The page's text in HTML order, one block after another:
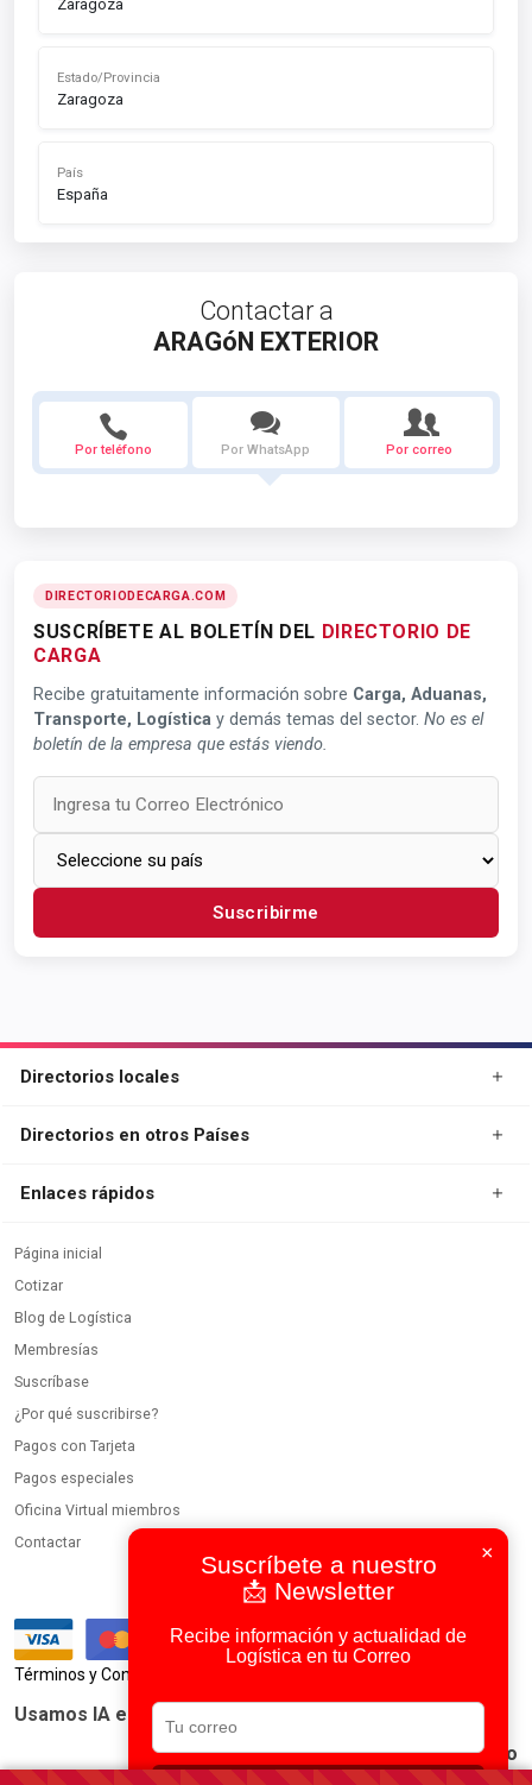
Zaragoza
Estado/Provincia
Zaragoza
País
España
Contactar a
ARAGóN EXTERIOR
Por teléfono Por WhatsApp Por correo
DIRECTORIODECARGA.COM
SUSCRÍBETE AL BOLETÍN DEL DIRECTORIO DE
CARGA
Recibe gratuitamente información sobre Carga, Aduanas,
Transporte, Logística y demás temas del sector. No es el
boletín de la empresa que estás viendo.
Suscribirme
×
Suscríbete a nuestro
📩 Newsletter
Recibe información y actualidad de
Logística en tu Correo
Directorios locales
Directorios en otros Países
Enlaces rápidos
Página inicial
Cotizar
Blog de Logística
Membresías
Suscríbase
¿Por qué suscribirse?
Pagos con Tarjeta
Pagos especiales
Oficina Virtual miembros
Contactar
Términos y Condiciones
Usamos IA en todos nuestros procesos
Portal Logístico Latinoamericano
© 2023-2026 DirectorioDeCarga.com